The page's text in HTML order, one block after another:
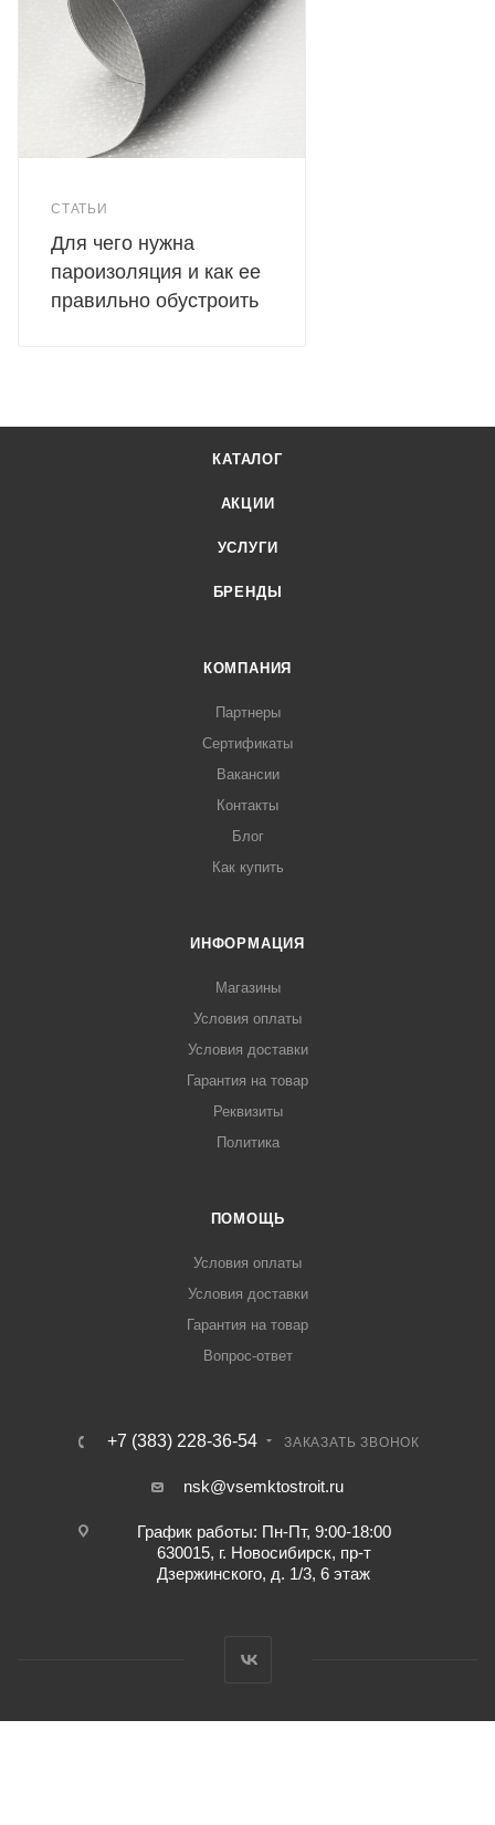
СТАТЬИ
Для чего нужна
пароизоляция и как ее
правильно обустроить
КАТАЛОГ
АКЦИИ
УСЛУГИ
БРЕНДЫ
КОМПАНИЯ
Партнеры
Сертификаты
Вакансии
Контакты
Блог
Как купить
ИНФОРМАЦИЯ
Магазины
Условия оплаты
Условия доставки
Гарантия на товар
Реквизиты
Политика
ПОМОЩЬ
Условия оплаты
Условия доставки
Гарантия на товар
Вопрос-ответ
+7 (383) 228-36-54 ЗАКАЗАТЬ ЗВОНОК
nsk@vsemktostroit.ru
График работы: Пн-Пт, 9:00-18:00
630015, г. Новосибирск, пр-т
Дзержинского, д. 1/3, 6 этаж